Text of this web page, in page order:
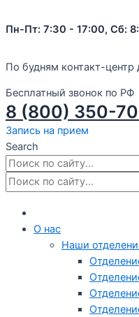
Пн-Пт: 7:30 - 17:00, Сб:
По будням контакт-центр
Бесплатный звонок по РФ
8 (800) 350-
Запись на прием
Search
О нас
Наши